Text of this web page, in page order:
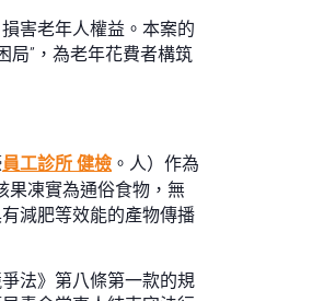
害老年人權益。本案的
局”，為老年花費者構筑
員工診所 健檢 。人）作為
果凍實為通俗食物，無
減肥等效能的產物傳播
法》第八條第一款的規